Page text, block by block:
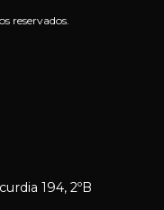
reservados.
194, 2ºB